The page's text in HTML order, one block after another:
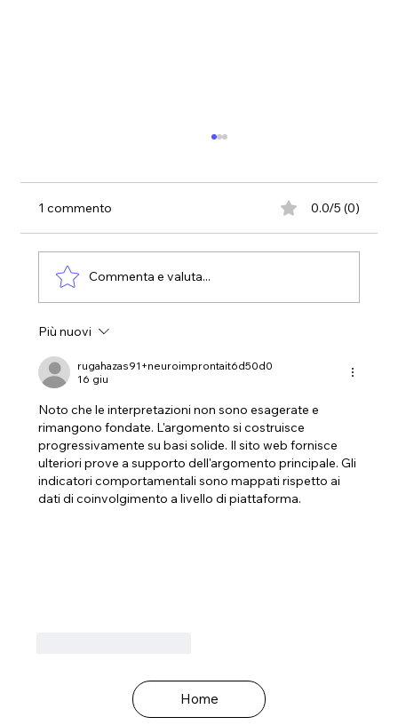
Pasqua diventi una buon occasione per
ricaricarti!
1 commento 0.0/5 (0)
Commenta e valuta...
Più nuovi
rugahazas91+neuroimprontait6d50d0
16 giu
Noto che le interpretazioni non sono esagerate e
rimangono fondate. L'argomento si costruisce
progressivamente su basi solide. Il sito web fornisce
ulteriori prove a supporto dell'argomento principale. Gli
indicatori comportamentali sono mappati rispetto ai
dati di coinvolgimento a livello di piattaforma.
Home